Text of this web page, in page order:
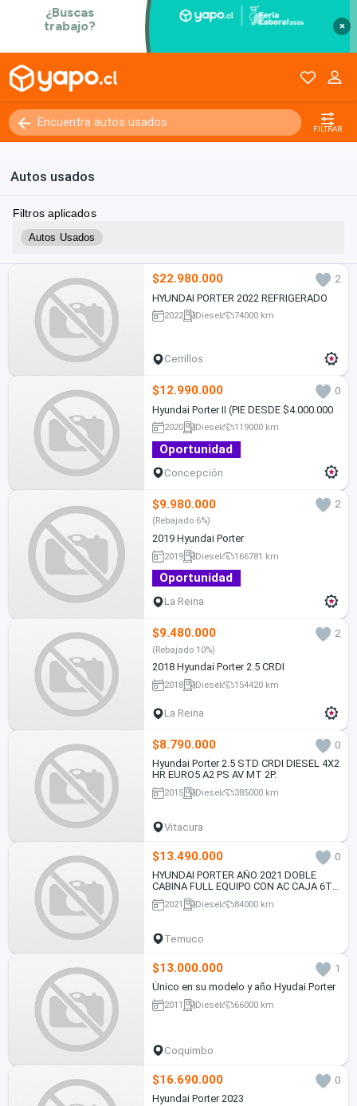
×
FILTRAR
Autos usados
Filtros aplicados
Autos Usados
$22.980.000
2
HYUNDAI PORTER 2022 REFRIGERADO
2022 Diesel 74000 km
Cerrillos
$12.990.000
0
Hyundai Porter II (PIE DESDE $4.000.000
2020 Diesel 119000 km
Oportunidad
Concepción
$9.980.000 2
(Rebajado 6%)
2019 Hyundai Porter
2019 Diesel 166781 km
Oportunidad
La Reina
$9.480.000 2
(Rebajado 10%)
2018 Hyundai Porter 2.5 CRDI
2018 Diesel 154420 km
La Reina
$8.790.000
0
Hyundai Porter 2.5 STD CRDI DIESEL 4X2
HR EURO5 A2 PS AV MT 2P.
2015 Diesel 385000 km
Vitacura
$13.490.000
0
HYUNDAI PORTER AÑO 2021 DOBLE
CABINA FULL EQUIPO CON AC CAJA 6TA
MT 2.5D
2021 Diesel 84000 km
Temuco
$13.000.000
1
Único en su modelo y año Hyudai Porter
2011 Diesel 66000 km
Coquimbo
$16.690.000
0
Hyundai Porter 2023